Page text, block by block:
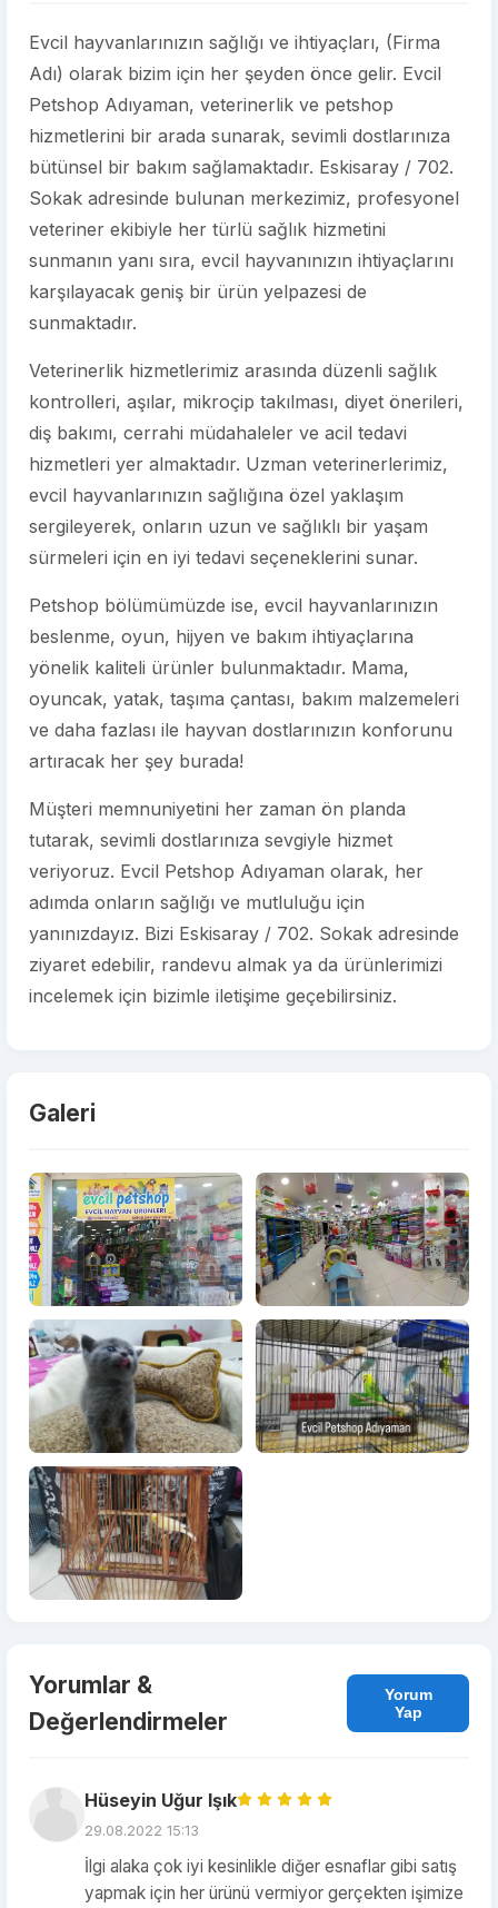
Evcil hayvanlarınızın sağlığı ve ihtiyaçları, (Firma
Adı) olarak bizim için her şeyden önce gelir. Evcil
Petshop Adıyaman, veterinerlik ve petshop
hizmetlerini bir arada sunarak, sevimli dostlarınıza
bütünsel bir bakım sağlamaktadır. Eskisaray / 702.
Sokak adresinde bulunan merkezimiz, profesyonel
veteriner ekibiyle her türlü sağlık hizmetini
sunmanın yanı sıra, evcil hayvanınızın ihtiyaçlarını
karşılayacak geniş bir ürün yelpazesi de
sunmaktadır.
Veterinerlik hizmetlerimiz arasında düzenli sağlık
kontrolleri, aşılar, mikroçip takılması, diyet önerileri,
diş bakımı, cerrahi müdahaleler ve acil tedavi
hizmetleri yer almaktadır. Uzman veterinerlerimiz,
evcil hayvanlarınızın sağlığına özel yaklaşım
sergileyerek, onların uzun ve sağlıklı bir yaşam
sürmeleri için en iyi tedavi seçeneklerini sunar.
Petshop bölümümüzde ise, evcil hayvanlarınızın
beslenme, oyun, hijyen ve bakım ihtiyaçlarına
yönelik kaliteli ürünler bulunmaktadır. Mama,
oyuncak, yatak, taşıma çantası, bakım malzemeleri
ve daha fazlası ile hayvan dostlarınızın konforunu
artıracak her şey burada!
Müşteri memnuniyetini her zaman ön planda
tutarak, sevimli dostlarınıza sevgiyle hizmet
veriyoruz. Evcil Petshop Adıyaman olarak, her
adımda onların sağlığı ve mutluluğu için
yanınızdayız. Bizi Eskisaray / 702. Sokak adresinde
ziyaret edebilir, randevu almak ya da ürünlerimizi
incelemek için bizimle iletişime geçebilirsiniz.
Galeri
Yorumlar &
Değerlendirmeler
Yorum
Yap
Hüseyin Uğur Işık
29.08.2022 15:13
İlgi alaka çok iyi kesinlikle diğer esnaflar gibi satış
yapmak için her ürünü vermiyor gerçekten işimize